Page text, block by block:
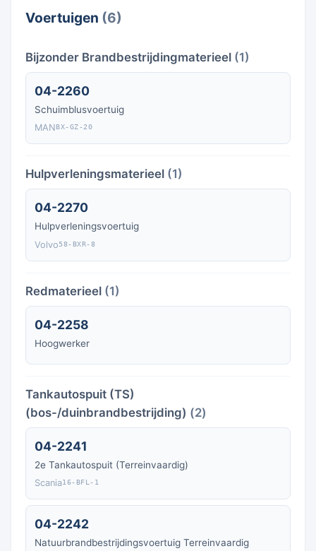
Voertuigen (6)
Bijzonder Brandbestrijdingmaterieel (1)
04-2260
Schuimblusvoertuig
MANBX-GZ-20
Hulpverleningsmaterieel (1)
04-2270
Hulpverleningsvoertuig
Volvo58-BXR-8
Redmaterieel (1)
04-2258
Hoogwerker
Tankautospuit (TS)
(bos-/duinbrandbestrijding) (2)
04-2241
2e Tankautospuit (Terreinvaardig)
Scania16-BFL-1
04-2242
Natuurbrandbestrijdingsvoertuig Terreinvaardig